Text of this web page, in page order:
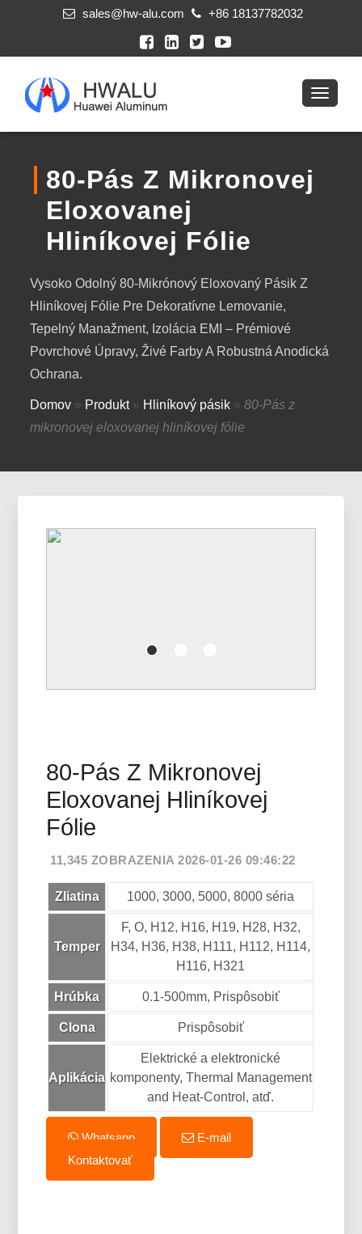
sales@hw-alu.com +86 18137782032
80-Pás Z Mikronovej
Eloxovanej
Hliníkovej Fólie
Vysoko Odolný 80-Mikrónový Eloxovaný Pásik Z
Hliníkovej Fólie Pre Dekoratívne Lemovanie,
Tepelný Manažment, Izolácia EMI – Prémiové
Povrchové Úpravy, Živé Farby A Robustná Anodická
Ochrana.
Domov » Produkt» Hliníkový pásik »80-Pás z
mikronovej eloxovanej hliníkovej fólie
80-Pás Z Mikronovej
Eloxovanej Hliníkovej
Fólie
11,345 ZOBRAZENIA 2026-01-26 09:46:22
Zliatina 1000, 3000, 5000, 8000 séria
Temper
F, O, H12, H16, H19, H28, H32,
H34, H36, H38, H111, H112, H114,
H116, H321
Hrúbka 0.1-500mm, Prispôsobiť
Clona Prispôsobiť
Aplikácia
Elektrické a elektronické
komponenty, Thermal Management
and Heat-Control, atď.
Whatsapp
E-mail
Kontaktovať